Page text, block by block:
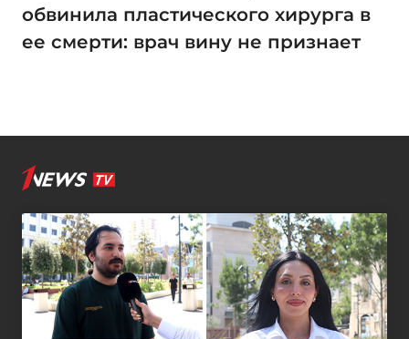
обвинила пластического хирурга в
ее смерти: врач вину не признает